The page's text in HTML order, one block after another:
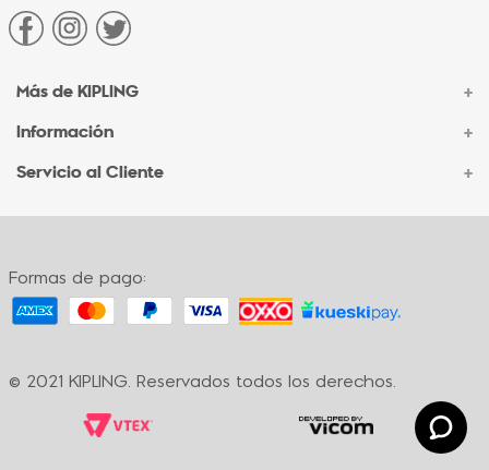
Más de KIPLING +
Acerca de Kipling
Sucursales
Información +
Contacto Corporativo
Formas de pago
Servicio al Cliente +
Contacto
Políticas de cambio
Términos y condiciones
Formas de pago:
© 2021 KIPLING. Reservados todos los derechos.